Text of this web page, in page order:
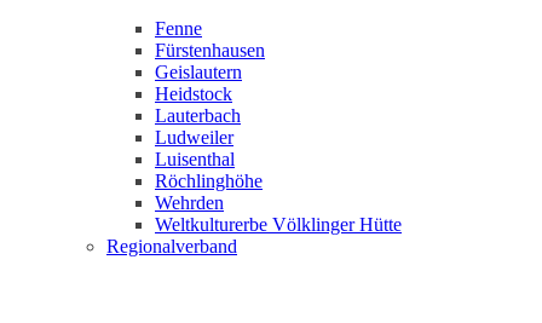
Fenne
Fürstenhausen
Geislautern
Heidstock
Lauterbach
Ludweiler
Luisenthal
Röchlinghöhe
Wehrden
Weltkulturerbe Völklinger Hütte
Regionalverband